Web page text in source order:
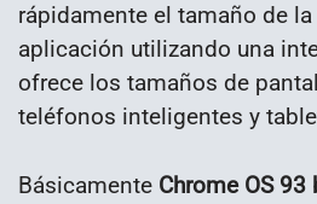
rápidamente el tamaño de
aplicación utilizando una
ofrece los tamaños de
teléfonos inteligentes y
Básicamente Chrome OS